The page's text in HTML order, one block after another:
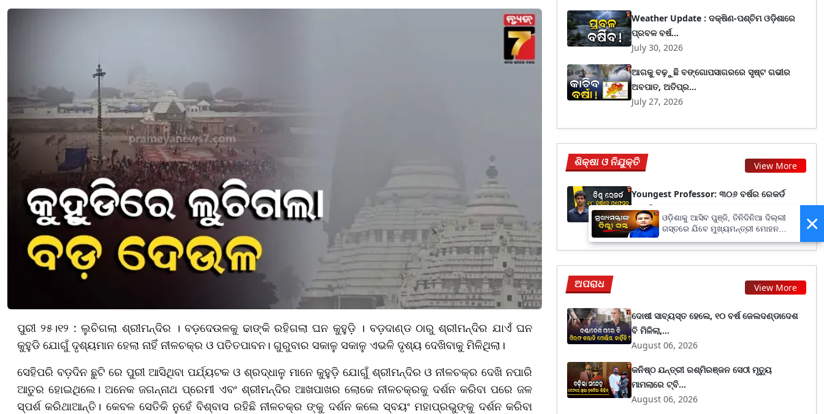
ପୁରୀ ୨୫।୧୨ : ଲୁଚିଗଲା ଶ୍ରୀମନ୍ଦିର । ବଡ଼ଦେଉଳକୁ ଢାଙ୍କି ରହିଗଲା ଘନ କୁହୁଡ଼ି । ବଡ଼ଦାଣ୍ଡ ଠାରୁ ଶ୍ରୀମନ୍ଦିର ଯାଏଁ ଘନ
କୁହୁଡି ଯୋଗୁଁ ଦୃଶ୍ୟମାନ ହେଲା ନାହିଁ ନୀଳଚକ୍ର ଓ ପତିତପାବନ। ଗୁରୁବାର ସକାଳୁ‌ ସକାଳୁ ଏଭଳି ଦୃଶ୍ୟ ଦେଖିବାକୁ ମିଳିଥିଲା।
ସେହିପରି ବଡ଼ଦିନ ଛୁଟି ରେ ପୁରୀ ଆସିଥିବା ପର୍ଯ୍ୟଟକ ଓ ଶ୍ରଦ୍ଧାଳୁ ମାନେ କୁହୁଡ଼ି ଯୋଗୁଁ ଶ୍ରୀମନ୍ଦିର ଓ ନୀଳଚକ୍ର ଦେଖି ନପାରି
ଆତୁର ହୋଇଥିଲେ। ଅନେକ ଜଗନ୍ନାଥ ପ୍ରେମୀ ଏବଂ ଶ୍ରୀମନ୍ଦିର ଆଖପାଖର ଲୋକେ ନୀଳଚକ୍ରକୁ ଦର୍ଶନ କରିବା ପରେ ଜଳ
ସ୍ପର୍ଶ କରିଥାଆନ୍ତି। କେବଳ ସେତିକି ନୁହେଁ ବିଶ୍ବାସ ରହିଛି ନୀଳଚକ୍ର ଙ୍କୁ ଦର୍ଶନ କଲେ ସ୍ବୟଂ ମହାପ୍ରଭୁଙ୍କୁ ଦର୍ଶନ କରିବା
Weather Update : ଦକ୍ଷିଣ-ପଶ୍ଚିମ ଓଡ଼ିଶାରେ
ପ୍ରବଳ ବର୍ଷ...
July 30, 2026
ଆଗକୁ ବଢ଼ୁଛି ବଙ୍ଗୋପସାଗରରେ ସୃଷ୍ଟ ଗଭୀର
ଅବପାତ, ଅତିପ୍ର...
July 27, 2026
ଶିକ୍ଷା ଓ ନିଯୁକ୍ତି View More
Youngest Professor: ୩୦୬ ବର୍ଷର ରେକର୍ଡ
ଭାଙ୍ଗିଲେ ୧୮ ବ...
August 03, 2026
ଅପରାଧ View More
ଦୋଷୀ ସାବ୍ୟସ୍ତ ହେଲେ, ୧୦ ବର୍ଷ ଜେଲଦଣ୍ଡାଦେଶ
ବି ମିଳିଲା,...
August 06, 2026
କନିଷ୍ଠ ଯନ୍ତ୍ରୀ ରଶ୍ମିରଞ୍ଜନ ସେଠୀ ମୃତ୍ୟୁ
ମାମଲାରେ ଟ୍ବି...
August 06, 2026
×
ଓଡ଼ିଶାକୁ ଆସିବ ପୁଞ୍ଜି, ତିନିଦିନିଆ ଦିଲ୍ଲୀ
ଗସ୍ତରେ ଯିବେ ମୁଖ୍ୟମନ୍ତ୍ରୀ ମୋହନ
ମାଝୀ